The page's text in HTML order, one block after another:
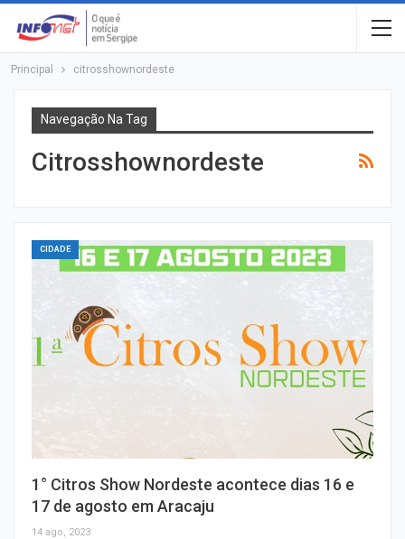
Principal citrosshownordeste
Navegação Na Tag
Citrosshownordeste
CIDADE
1° Citros Show Nordeste acontece dias 16 e
17 de agosto em Aracaju
14 ago, 2023